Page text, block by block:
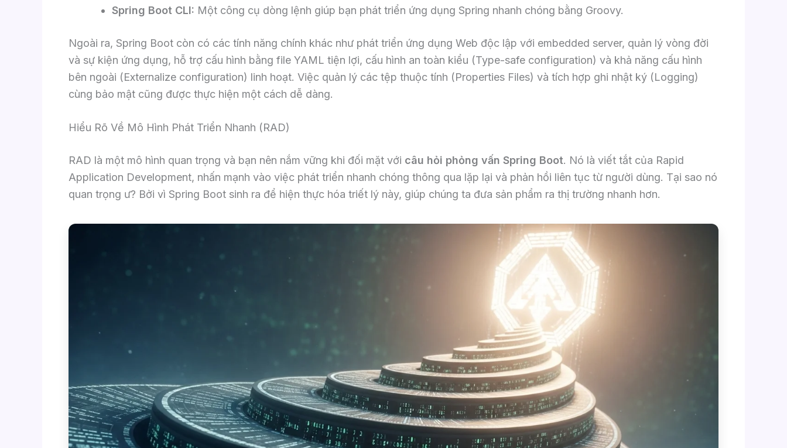
Spring Boot CLI: Một công cụ dòng lệnh giúp bạn phát triển ứng dụng Spring nhanh chóng bằng Groovy.
Ngoài ra, Spring Boot còn có các tính năng chính khác như phát triển ứng dụng Web độc lập với embedded server, quản lý vòng đời
và sự kiện ứng dụng, hỗ trợ cấu hình bằng file YAML tiện lợi, cấu hình an toàn kiểu (Type-safe configuration) và khả năng cấu hình
bên ngoài (Externalize configuration) linh hoạt. Việc quản lý các tệp thuộc tính (Properties Files) và tích hợp ghi nhật ký (Logging)
cùng bảo mật cũng được thực hiện một cách dễ dàng.
Hiểu Rõ Về Mô Hình Phát Triển Nhanh (RAD)
RAD là một mô hình quan trọng và bạn nên nắm vững khi đối mặt với câu hỏi phỏng vấn Spring Boot. Nó là viết tắt của Rapid
Application Development, nhấn mạnh vào việc phát triển nhanh chóng thông qua lặp lại và phản hồi liên tục từ người dùng. Tại sao nó
quan trọng ư? Bởi vì Spring Boot sinh ra để hiện thực hóa triết lý này, giúp chúng ta đưa sản phẩm ra thị trường nhanh hơn.